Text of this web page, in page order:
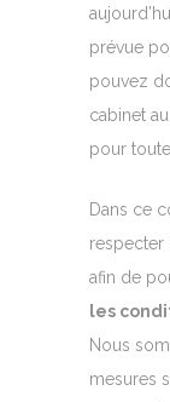
prévue
pouvez
cabinet au
pour
Dans ce
respecter
afin de
les
Nous
mesures